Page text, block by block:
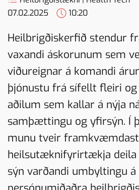
07.02.2025
10:20
Heilbrigðiskerfið stendur
vaxandi áskorunum sem
viðureignar á komandi
þjónustu frá sífellt fleiri
aðilum sem kallar á nýja
samþættingu og yfirsýn. Í
munu tveir
heilsutæknifyrirtækja deila
sýn varðandi umbyltingu á